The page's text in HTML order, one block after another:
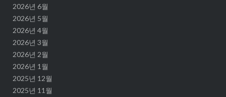
2026년 6월
2026년 5월
2026년 4월
2026년 3월
2026년 2월
2026년 1월
2025년 12월
2025년 11월